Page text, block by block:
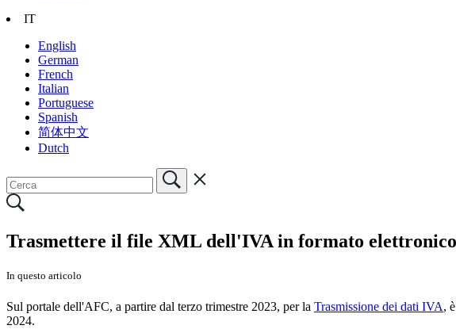
IT
English
German
French
Italian
Portuguese
Spanish
简体中文
Dutch
Trasmettere il file XML dell'IVA in formato
In questo articolo
Sul portale dell'AFC, a partire dal terzo trimestre 2023, per la Trasmissione dei dati IVA,
2024.